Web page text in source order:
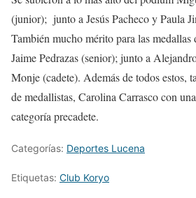
(junior); junto a Jesús Pacheco y Paula
También mucho mérito para las medallas
Jaime Pedrazas (senior); junto a
Monje (cadete). Además de todos estos,
de medallistas, Carolina Carrasco con
categoría precadete.
Categorías: Deportes Lucena
Etiquetas: Club Koryo